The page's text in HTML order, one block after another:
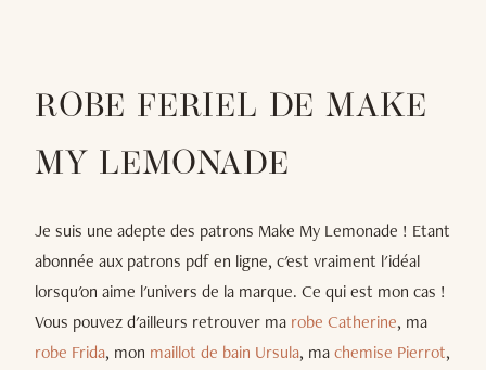
ROBE FERIEL DE MAKE
MY LEMONADE
Je suis une adepte des patrons Make My Lemonade ! Etant
abonnée aux patrons pdf en ligne, c'est vraiment l'idéal
lorsqu'on aime l'univers de la marque. Ce qui est mon cas !
Vous pouvez d'ailleurs retrouver ma robe Catherine, ma
robe Frida, mon maillot de bain Ursula, machemise Pierrot,